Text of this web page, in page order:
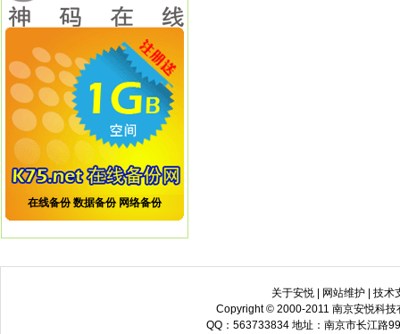
在线备份 数据备份 网络备份
关于安悦 网站维护 |技术
Copyright © 2000-2011 南京安悦科
QQ：563733834 地址：南京市长江路